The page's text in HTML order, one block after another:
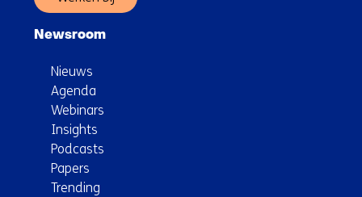
Newsroom
Nieuws
Agenda
Webinars
Insights
Podcasts
Papers
Trending